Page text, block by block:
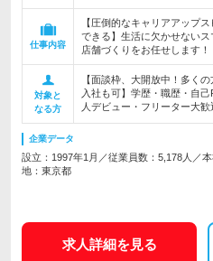
仕事内容
【圧倒的なキャリアアップ
できる】生活に欠かせない
店舗づくりをお任せします！
対象と
なる方
【面談枠、大開放中！多く
入社も可】学歴・職歴・自
人デビュー・フリーター大歓
企業データ
設立：1997年1月／従業員数：5,178人／
地：東京都
求人詳細を見る